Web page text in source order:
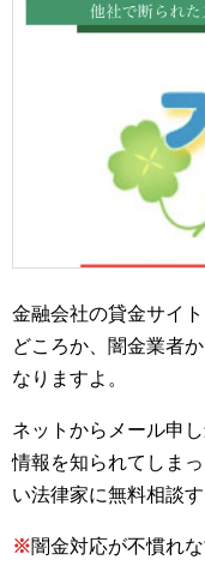
金融会社の貸金サイ
どころか、闇金業者
なりますよ。
ネットからメール申
情報を知られてしま
い法律家に無料相談
※闇金対応が不慣れ